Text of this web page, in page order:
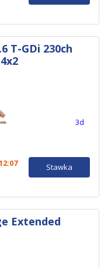
T-GDi 230ch
3d
Stawka
Extended